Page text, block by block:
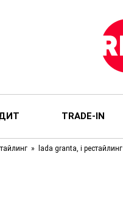
TRADE-IN
lada granta, i рестайлинг